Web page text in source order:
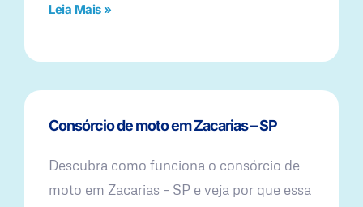
Leia Mais »
Consórcio de moto em Zacarias – SP
Descubra como funciona o consórcio de
moto em Zacarias – SP e veja por que essa